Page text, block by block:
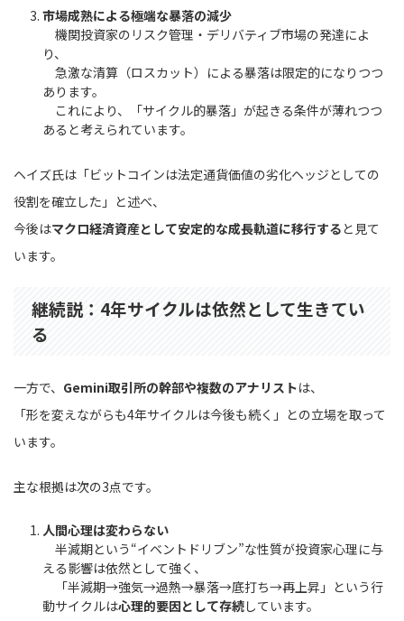
市場成熟による極端な暴落の減少
機関投資家のリスク管理・デリバティブ市場の発達によ
り、
急激な清算（ロスカット）による暴落は限定的になりつつ
あります。
これにより、「サイクル的暴落」が起きる条件が薄れつつ
あると考えられています。
ヘイズ氏は「ビットコインは法定通貨価値の劣化ヘッジとしての
役割を確立した」と述べ、
今後はマクロ経済資産として安定的な成長軌道に移行すると見て
います。
継続説：4年サイクルは依然として生きてい
る
一方で、 Gemini取引所の幹部や複数のアナリストは、
「形を変えながらも4年サイクルは今後も続く」との立場を取って
います。
主な根拠は次の3点です。
人間心理は変わらない
半減期という“イベントドリブン”な性質が投資家心理に与
える影響は依然として強く、
「半減期→強気→過熱→暴落→底打ち→再上昇」という行
動サイクルは心理的要因として存続しています。